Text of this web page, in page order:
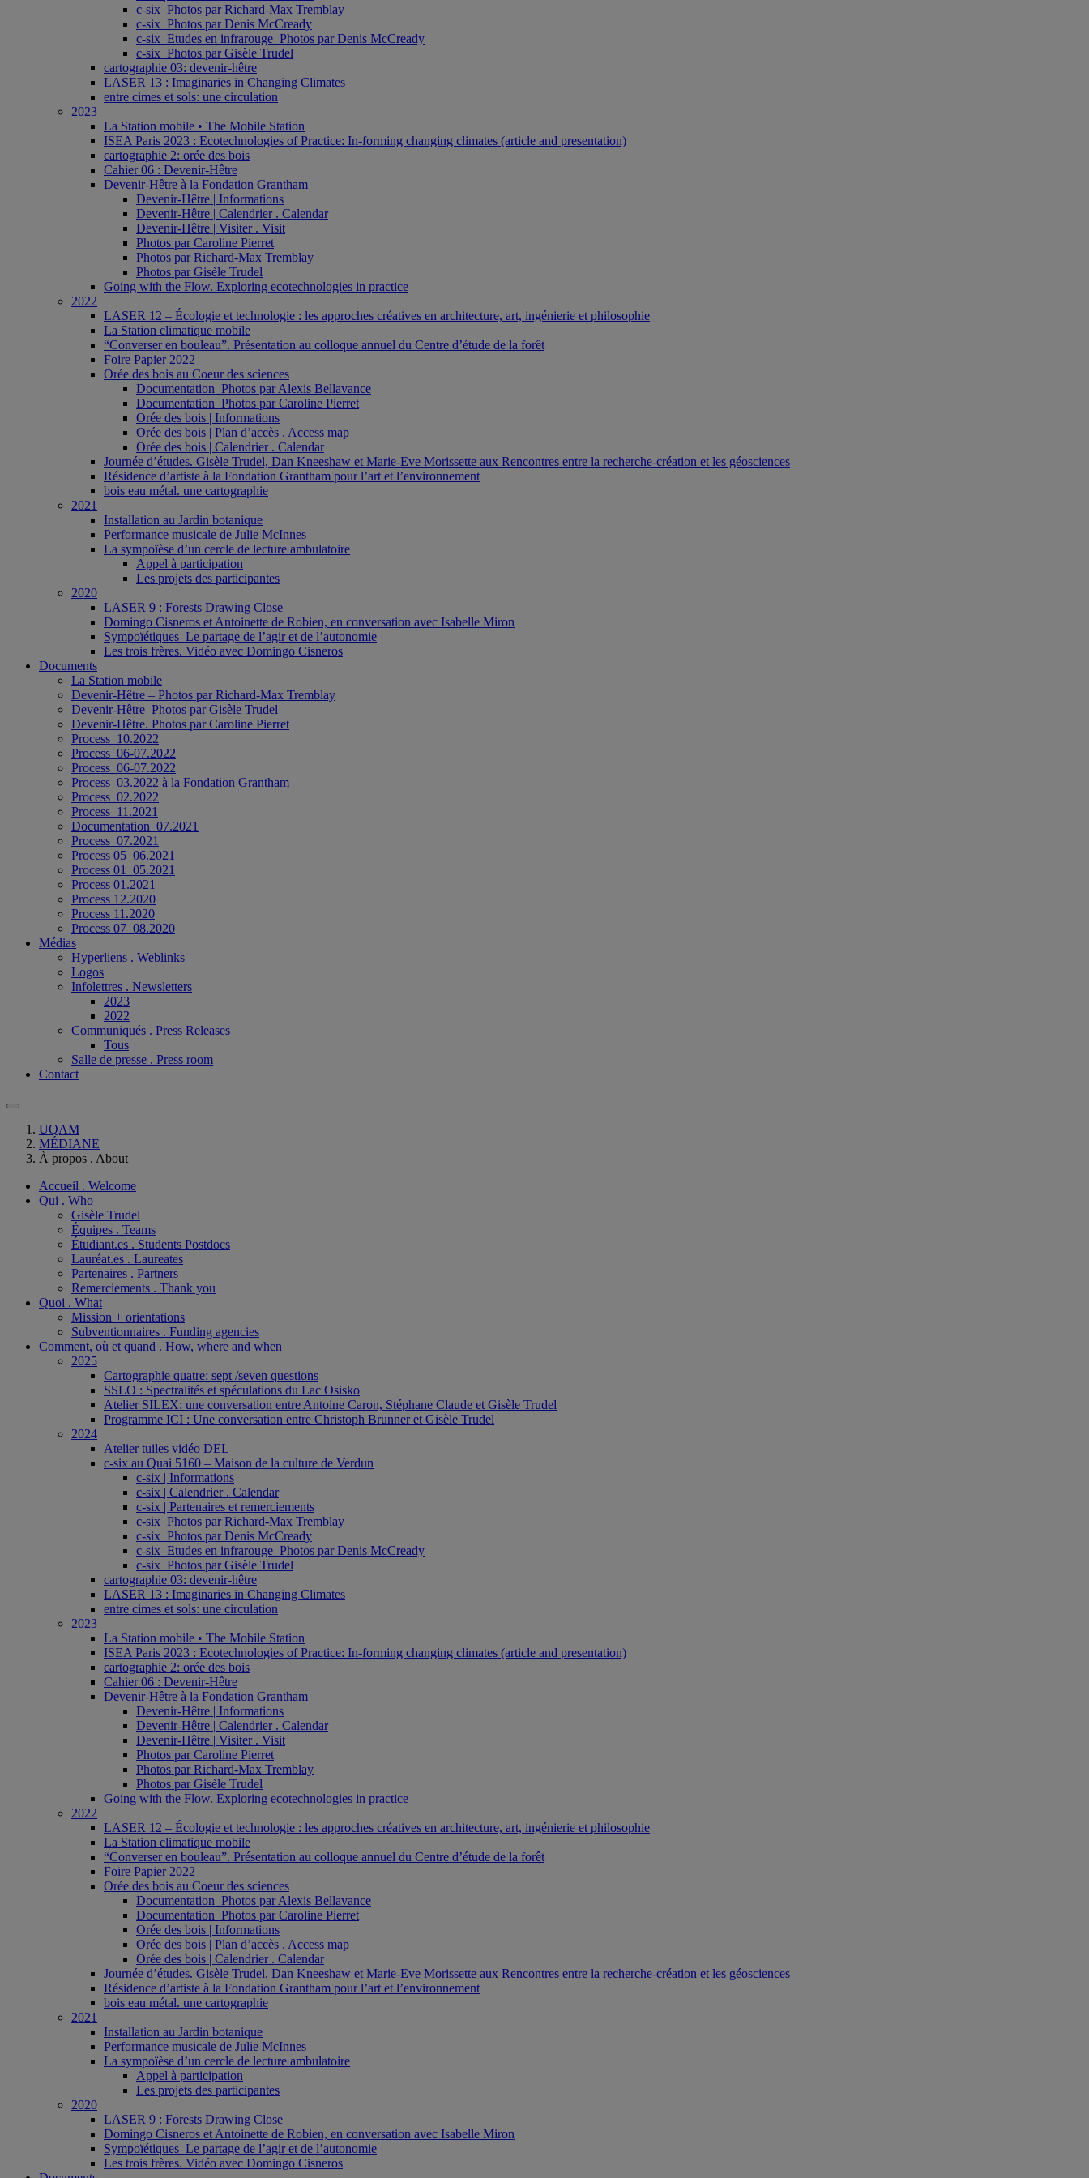
c-six_Photos par Richard-Max Tremblay
c-six_Photos par Denis McCready
c-six_Etudes en infrarouge_Photos par Denis McCready
c-six_Photos par Gisèle Trudel
cartographie 03: devenir-hêtre
LASER 13 : Imaginaries in Changing Climates
entre cimes et sols: une circulation
2023
La Station mobile • The Mobile Station
ISEA Paris 2023 : Ecotechnologies of Practice: In-forming changing climates (article and presentation)
cartographie 2: orée des bois
Cahier 06 : Devenir-Hêtre
Devenir-Hêtre à la Fondation Grantham
Devenir-Hêtre | Informations
Devenir-Hêtre | Calendrier . Calendar
Devenir-Hêtre | Visiter . Visit
Photos par Caroline Pierret
Photos par Richard-Max Tremblay
Photos par Gisèle Trudel
Going with the Flow. Exploring ecotechnologies in practice
2022
LASER 12 – Écologie et technologie : les approches créatives en architecture, art, ingénierie et philosophie
La Station climatique mobile
“Converser en bouleau”. Présentation au colloque annuel du Centre d’étude de la forêt
Foire Papier 2022
Orée des bois au Coeur des sciences
Documentation_Photos par Alexis Bellavance
Documentation_Photos par Caroline Pierret
Orée des bois | Informations
Orée des bois | Plan d’accès . Access map
Orée des bois | Calendrier . Calendar
Journée d’études. Gisèle Trudel, Dan Kneeshaw et Marie-Eve Morissette aux Rencontres entre la recherche-création et les géosciences
Résidence d’artiste à la Fondation Grantham pour l’art et l’environnement
bois eau métal. une cartographie
2021
Installation au Jardin botanique
Performance musicale de Julie McInnes
La sympoïèse d’un cercle de lecture ambulatoire
Appel à participation
Les projets des participantes
2020
LASER 9 : Forests Drawing Close
Domingo Cisneros et Antoinette de Robien, en conversation avec Isabelle Miron
Sympoïétiques_Le partage de l’agir et de l’autonomie
Les trois frères. Vidéo avec Domingo Cisneros
Documents
La Station mobile
Devenir-Hêtre – Photos par Richard-Max Tremblay
Devenir-Hêtre_Photos par Gisèle Trudel
Devenir-Hêtre. Photos par Caroline Pierret
Process_10.2022
Process_06-07.2022
Process_06-07.2022
Process_03.2022 à la Fondation Grantham
Process_02.2022
Process_11.2021
Documentation_07.2021
Process_07.2021
Process 05_06.2021
Process 01_05.2021
Process 01.2021
Process 12.2020
Process 11.2020
Process 07_08.2020
Médias
Hyperliens . Weblinks
Logos
Infolettres . Newsletters
2023
2022
Communiqués . Press Releases
Tous
Salle de presse . Press room
Contact
UQAM
MÉDIANE
À propos . About
Accueil . Welcome
Qui . Who
Gisèle Trudel
Équipes . Teams
Étudiant.es . Students Postdocs
Lauréat.es . Laureates
Partenaires . Partners
Remerciements . Thank you
Quoi . What
Mission + orientations
Subventionnaires . Funding agencies
Comment, où et quand . How, where and when
2025
Cartographie quatre: sept /seven questions
SSLO : Spectralités et spéculations du Lac Osisko
Atelier SILEX: une conversation entre Antoine Caron, Stéphane Claude et Gisèle Trudel
Programme ICI : Une conversation entre Christoph Brunner et Gisèle Trudel
2024
Atelier tuiles vidéo DEL
c-six au Quai 5160 – Maison de la culture de Verdun
c-six | Informations
c-six | Calendrier . Calendar
c-six | Partenaires et remerciements
c-six_Photos par Richard-Max Tremblay
c-six_Photos par Denis McCready
c-six_Etudes en infrarouge_Photos par Denis McCready
c-six_Photos par Gisèle Trudel
cartographie 03: devenir-hêtre
LASER 13 : Imaginaries in Changing Climates
entre cimes et sols: une circulation
2023
La Station mobile • The Mobile Station
ISEA Paris 2023 : Ecotechnologies of Practice: In-forming changing climates (article and presentation)
cartographie 2: orée des bois
Cahier 06 : Devenir-Hêtre
Devenir-Hêtre à la Fondation Grantham
Devenir-Hêtre | Informations
Devenir-Hêtre | Calendrier . Calendar
Devenir-Hêtre | Visiter . Visit
Photos par Caroline Pierret
Photos par Richard-Max Tremblay
Photos par Gisèle Trudel
Going with the Flow. Exploring ecotechnologies in practice
2022
LASER 12 – Écologie et technologie : les approches créatives en architecture, art, ingénierie et philosophie
La Station climatique mobile
“Converser en bouleau”. Présentation au colloque annuel du Centre d’étude de la forêt
Foire Papier 2022
Orée des bois au Coeur des sciences
Documentation_Photos par Alexis Bellavance
Documentation_Photos par Caroline Pierret
Orée des bois | Informations
Orée des bois | Plan d’accès . Access map
Orée des bois | Calendrier . Calendar
Journée d’études. Gisèle Trudel, Dan Kneeshaw et Marie-Eve Morissette aux Rencontres entre la recherche-création et les géosciences
Résidence d’artiste à la Fondation Grantham pour l’art et l’environnement
bois eau métal. une cartographie
2021
Installation au Jardin botanique
Performance musicale de Julie McInnes
La sympoïèse d’un cercle de lecture ambulatoire
Appel à participation
Les projets des participantes
2020
LASER 9 : Forests Drawing Close
Domingo Cisneros et Antoinette de Robien, en conversation avec Isabelle Miron
Sympoïétiques_Le partage de l’agir et de l’autonomie
Les trois frères. Vidéo avec Domingo Cisneros